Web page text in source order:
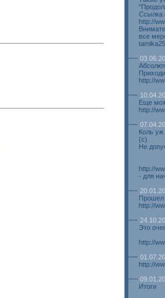
Ссылка
http://
все
http://
Еще
http://
Коль уж
(с)
Не
http://
- для
Прошел
http://
Это
http://
http://
Итоги